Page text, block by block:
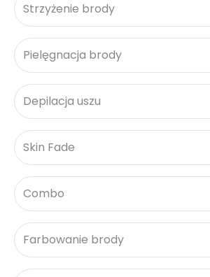
Strzyżenie brody
Pielęgnacja brody
Depilacja uszu
Skin Fade
Combo
Farbowanie brody